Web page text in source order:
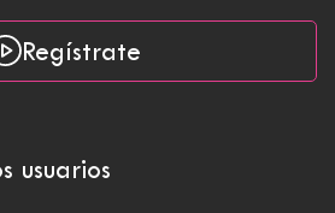
Regístrate
usuarios